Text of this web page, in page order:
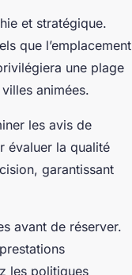
et stratégique.
que l’emplacement
une plage
animées.
les avis de
évaluer la qualité
garantissant
avant de réserver.
les politiques